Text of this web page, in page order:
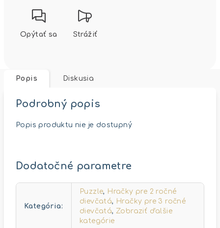
Opýtať sa Strážiť
Popis Diskusia
Podrobný popis
Popis produktu nie je dostupný
Dodatočné parametre
Kategória:
Puzzle, Hračky pre 2 ročné
dievčatá, Hračky pre 3 ročné
dievčatá, Zobraziť ďalšie
kategórie